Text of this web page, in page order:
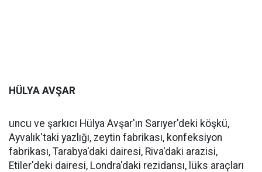
HÜLYA AVŞAR
uncu ve şarkıcı Hülya Avşar'ın Sarıyer'deki köşkü,
Ayvalık'taki yazlığı, zeytin fabrikası, konfeksiyon
fabrikası, Tarabya'daki dairesi, Riva'daki arazisi,
Etiler'deki dairesi, Londra'daki rezidansı, lüks araçları